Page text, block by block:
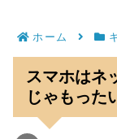
ホーム
スマホはネ
じゃもった